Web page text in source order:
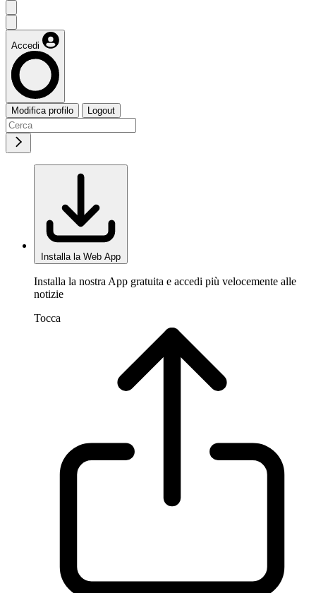
Accedi
Modifica profilo Logout
Installa la Web App
Installa la nostra App gratuita e accedi più velocemente alle
notizie
Tocca